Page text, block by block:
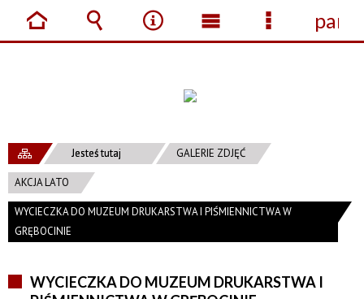
Jesteś tutaj GALERIE ZDJĘĆ
AKCJA LATO
WYCIECZKA DO MUZEUM DRUKARSTWA I PIŚMIENNICTWA W
GRĘBOCINIE
WYCIECZKA DO MUZEUM DRUKARSTWA I
StronaWyszukiwarka
Narzędzia
Menu Menu
panel